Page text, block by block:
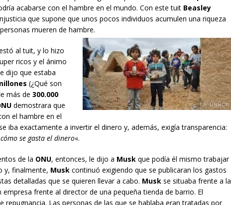
acabarse con el hambre en el mundo. Con este tuit Beasley
que supone que unos pocos individuos acumulen una riqueza
mueren de hambre.
al tuit, y lo hizo
ricos y el ánimo
dijo que estaba
(¿Qué son
más de 300.000
demostrara que
el hambre en el
iba exactamente a invertir el dinero y, además, exigía transparencia:
se gasta el dinero«.
de la ONU, entonces, le dijo a Musk que podía él mismo trabajar
y, finalmente, Musk continuó exigiendo que se publicaran los gastos
detalladas que se quieren llevar a cabo. Musk se situaba frente a la
frente al director de una pequeña tienda de barrio. El
repugnancia. Las personas de las que se hablaba eran tratadas por